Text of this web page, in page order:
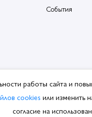
События
производителей и
ПДн
работы сайта и
cookies или изменить
согласие на